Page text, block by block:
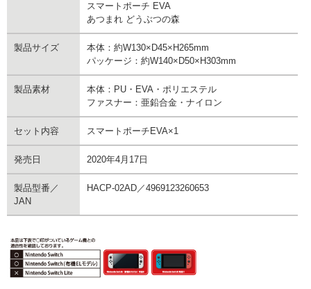
スマートポーチ EVA
あつまれ どうぶつの森
製品サイズ
本体：約W130×D45×H265mm
パッケージ：約W140×D50×H303mm
製品素材
本体：PU・EVA・ポリエステル
ファスナー：亜鉛合金・ナイロン
セット内容 スマートポーチEVA×1
発売日 2020年4月17日
製品型番／
JAN
HACP-02AD／4969123260653